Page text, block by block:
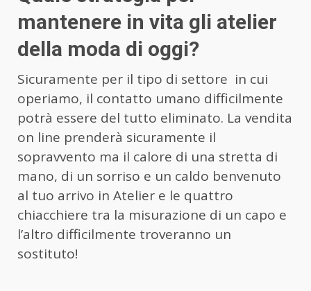
mantenere in vita gli atelier
della moda di oggi?
Sicuramente per il tipo di settore in cui
operiamo, il contatto umano difficilmente
potrà essere del tutto eliminato. La vendita
on line prenderà sicuramente il
sopravvento ma il calore di una stretta di
mano, di un sorriso e un caldo benvenuto
al tuo arrivo in Atelier e le quattro
chiacchiere tra la misurazione di un capo e
l’altro difficilmente troveranno un
sostituto!